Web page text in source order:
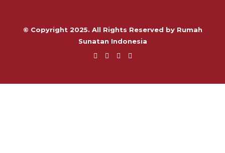
© Copyright 2025. All Rights Reserved by Rumah
Sunatan Indonesia